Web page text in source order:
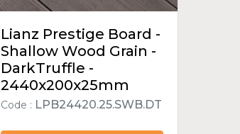
Lianz Prestige Board -
Shallow Wood Grain -
DarkTruffle -
2440x200x25mm
Code : LPB24420.25.SWB.DT